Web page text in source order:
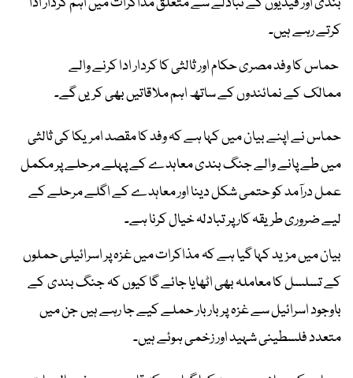
کرتے رہے ہیں۔
حماس کا وفد مصری حکام اور ثالثی کا کردار ادا کرنے والے
ممالک کے نمائندوں کے ساتھ اہم ملاقاتیں بھی کریں گے۔
حماس نے اپنے بیان میں کہا ہے کہ وفد کا مقصد امریکا کی ثالثی
میں طے پانے والے جنگ بندی معاہدے کے پہلے مرحلے پر مکمل
عمل درآمد کو حتمی شکل دینا اور معاہدے کے اگلے مرحلے کے
لیے ضروری طریقہ کار پر تبادلہ خیال کرنا ہے۔
بیان میں مزید کہا گیا ہے کہ مذاکرات میں غزہ پر اسرائیلی حملوں
کے تسلسل کا معاملہ بھی اٹھایا جائے گا کیوں کہ جنگ بندی کے
باوجود اسرائیل سے غزہ پر بار بار حملے کیے جا رہے ہیں جن میں
متعدد فلسطینی شہید اور زخمی ہوئے ہیں۔